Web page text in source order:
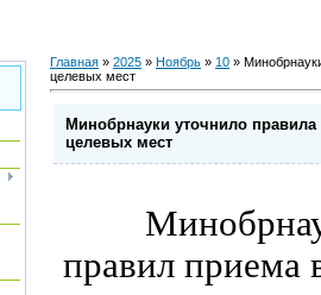
Главная » 2025 » Ноябрь » 10 »
целевых мест
Минобрнауки уточнило
целевых мест
правил приема